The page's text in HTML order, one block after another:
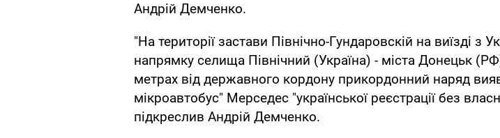
Андрій Демченко.
"На території застави Північно-Гундаровскій на виїзді з
напрямку селища Північний (Україна) - міста Донецьк
метрах від державного кордону прикордонний наряд
мікроавтобус" Мерседес "української реєстрації без
підкреслив Андрій Демченко.